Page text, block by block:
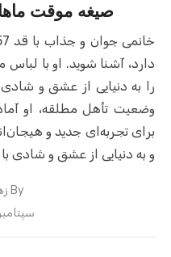
صیغه موقت ماهانه
دارد، آشنا شوید. او با
وضعیت تأهل مطلقه، او
برای تجربه‌ای جدید و
و به دنیایی از عشق و شادی با
By
Posted
سپتامبر 22, 2023